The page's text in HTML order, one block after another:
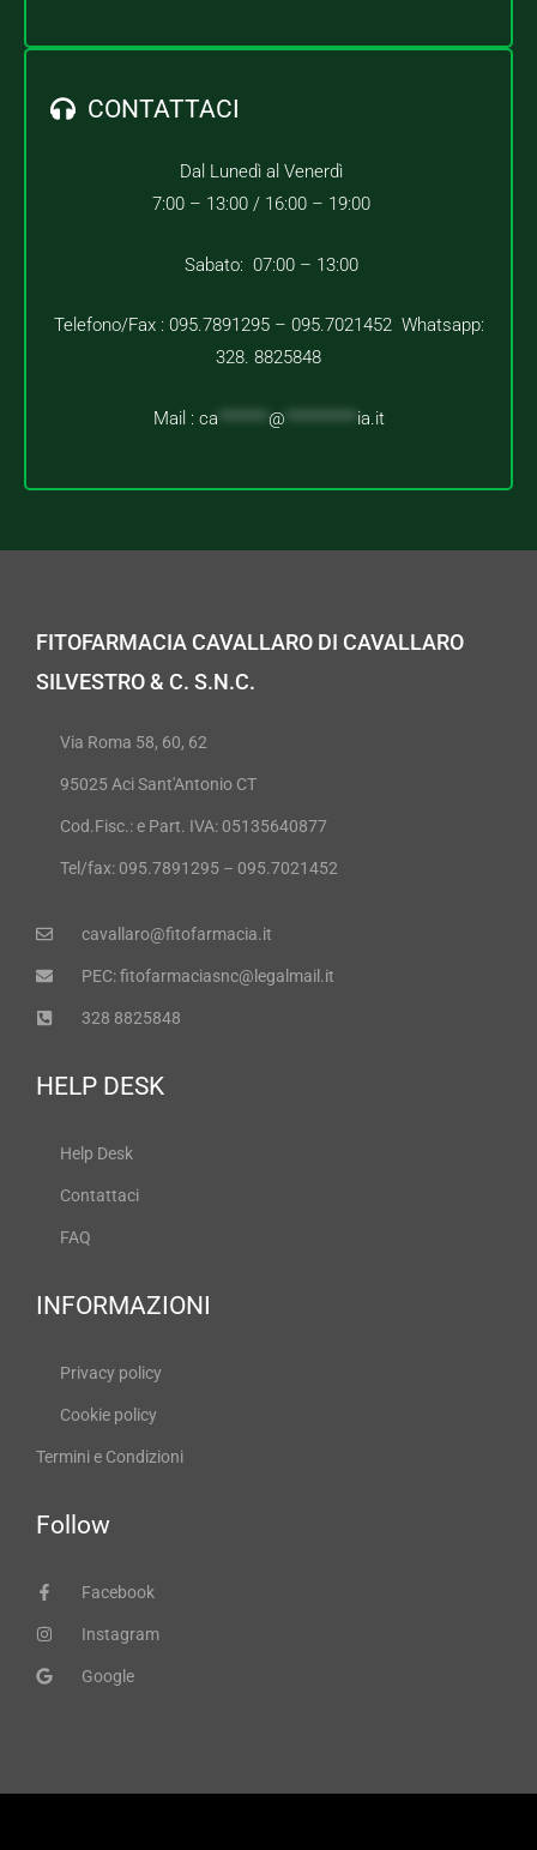
CONTATTACI
Dal Lunedì al Venerdì
7:00 – 13:00 / 16:00 – 19:00
Sabato: 07:00 – 13:00
Telefono/Fax : 095.7891295 – 095.7021452 Whatsapp:
328. 8825848
Mail : ca @ ia.it
FITOFARMACIA CAVALLARO DI CAVALLARO
SILVESTRO & C. S.N.C.
Via Roma 58, 60, 62
95025 Aci Sant'Antonio CT
Cod.Fisc.: e Part. IVA: 05135640877
Tel/fax: 095.7891295 – 095.7021452
cavallaro@fitofarmacia.it
PEC: fitofarmaciasnc@legalmail.it
328 8825848
HELP DESK
Help Desk
Contattaci
FAQ
INFORMAZIONI
Privacy policy
Cookie policy
Termini e Condizioni
Follow
Facebook
Instagram
Google